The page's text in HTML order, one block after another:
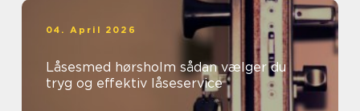
04. April 2026
Låsesmed hørsholm sådan vælger du
tryg og effektiv låseservice